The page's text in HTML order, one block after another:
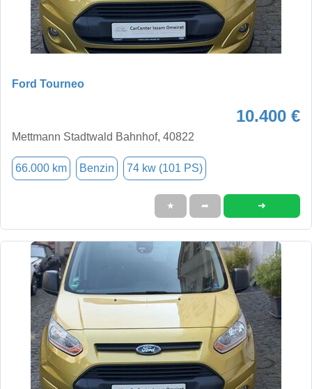
Ford Tourneo
10.400 €
Mettmann Stadtwald Bahnhof, 40822
66.000 km Benzin 74 kw (101 PS)
★ ➦ ➜